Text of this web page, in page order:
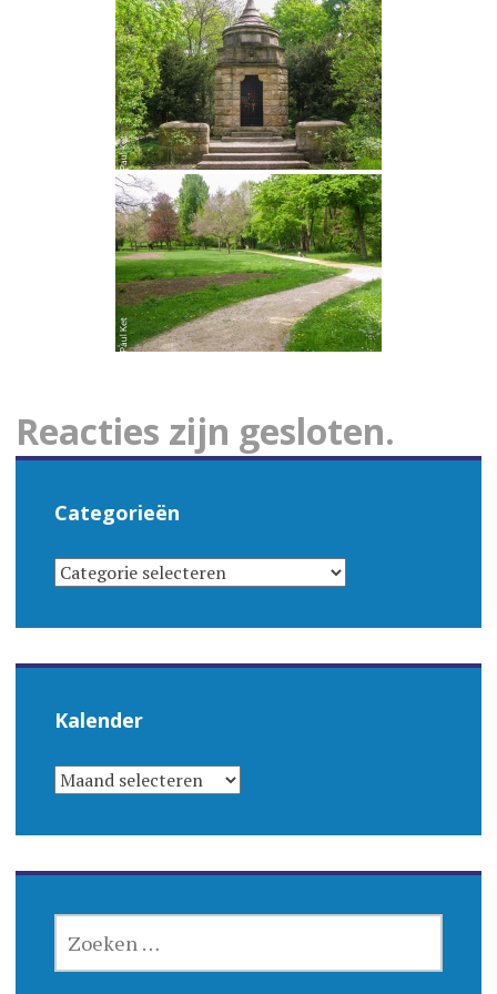
Reacties zijn gesloten.
Categorieën
CATEGORIEËN
Kalender
KALENDER
NAAR: